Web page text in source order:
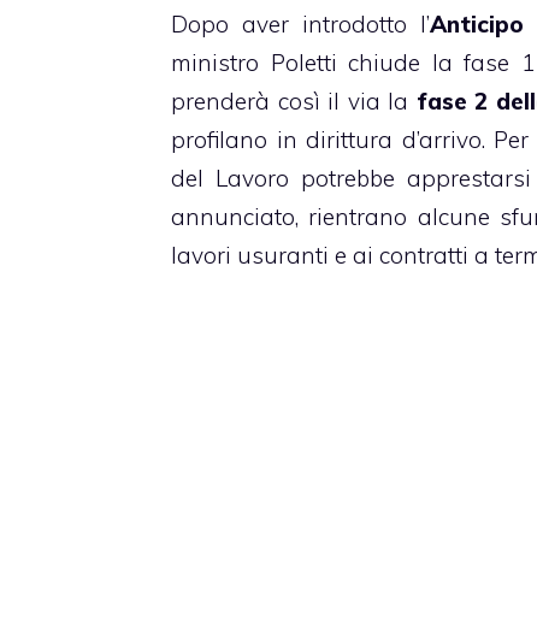
Dopo aver introdotto l’Anticipo
ministro Poletti chiude la fase
prenderà così il via la fase 2
profilano in dirittura d’arrivo.
del Lavoro potrebbe
annunciato, rientrano alcune
lavori usuranti e ai contratti a